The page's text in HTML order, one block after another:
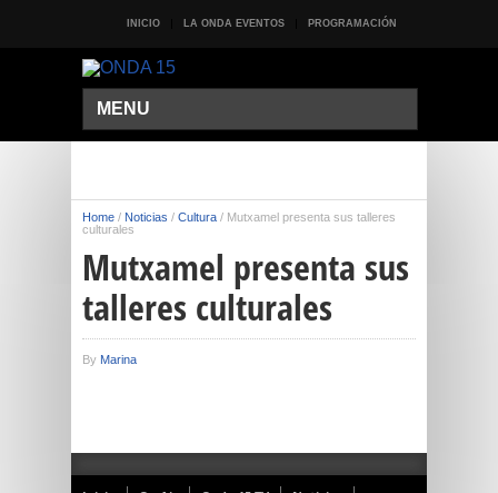
INICIO LA ONDA EVENTOS PROGRAMACIÓN
MENU
Home / Noticias / Cultura / Mutxamel presenta sus talleres
culturales
Mutxamel presenta sus
talleres culturales
By Marina